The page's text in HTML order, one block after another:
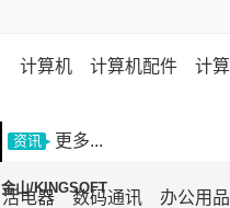
计算机 计算机配件 计
机 存储设备
活电器 数码通讯 办公用品
资讯 更多...
金山/KINGSOFT